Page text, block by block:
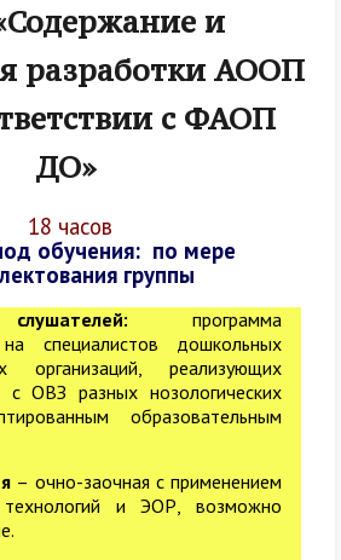
и
разработки АООП
с ФАОП
ДО»
18 часов
обучения: по мере
группы
слушателей: программа
специалистов дошкольных
организаций, реализующих
с ОВЗ разных нозологических
образовательным
– очно-заочная с применением
технологий и ЭОР, возможно